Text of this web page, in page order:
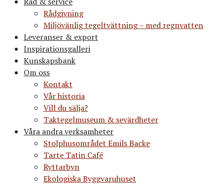
Rådgivning
Miljövänlig tegeltvättning – med regnvatten
Leveranser & export
Inspirationsgalleri
Kunskapsbank
Om oss
Kontakt
Vår historia
Vill du sälja?
Taktegelmuseum & sevärdheter
Våra andra verksamheter
Stolphusområdet Emils Backe
Tarte Tatin Café
Ryttarbyn
Ekologiska Byggvaruhuset